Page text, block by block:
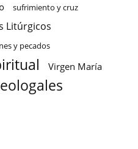
sufrimiento y cruz
Litúrgicos
y pecados
Virgen María